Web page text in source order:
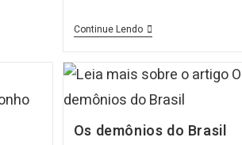
Continue Lendo
Os demônios do Brasil